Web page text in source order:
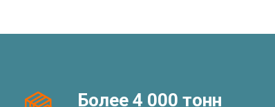
Более 4 000 тонн